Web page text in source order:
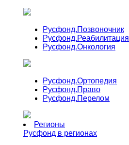
Русфонд.Позвоночник
Русфонд.Реабилитация
Русфонд.Онкология
Русфонд.Ортопедия
Русфонд.Право
Русфонд.Перелом
Регионы
Русфонд в регионах